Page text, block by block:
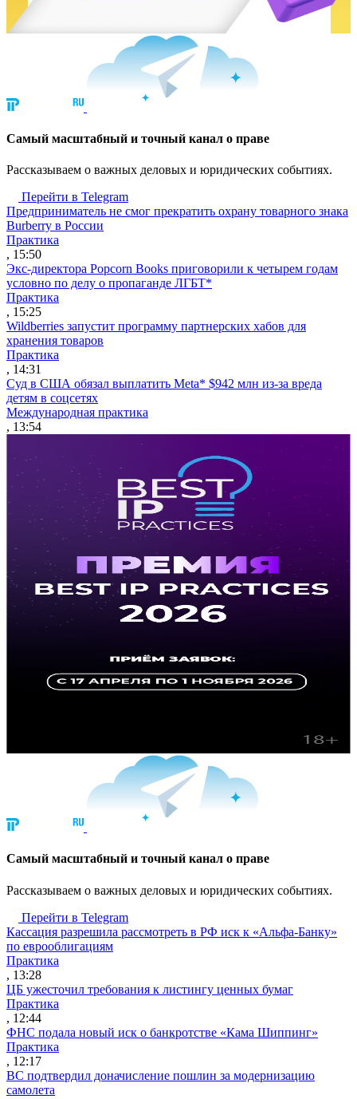
Cамый масштабный и точный канал о праве
Рассказываем о важных деловых и юридических событиях.
Перейти в Telegram
Предприниматель не смог прекратить охрану товарного знака
Burberry в России
Практика
, 15:50
Экс-директора Popcorn Books приговорили к четырем годам
условно по делу о пропаганде ЛГБТ*
Практика
, 15:25
Wildberries запустит программу партнерских хабов для
хранения товаров
Практика
, 14:31
Суд в США обязал выплатить Meta* $942 млн из-за вреда
детям в соцсетях
Международная практика
, 13:54
Cамый масштабный и точный канал о праве
Рассказываем о важных деловых и юридических событиях.
Перейти в Telegram
Кассация разрешила рассмотреть в РФ иск к «Альфа-Банку»
по еврооблигациям
Практика
, 13:28
ЦБ ужесточил требования к листингу ценных бумаг
Практика
, 12:44
ФНС подала новый иск о банкротстве «Кама Шиппинг»
Практика
, 12:17
ВС подтвердил доначисление пошлин за модернизацию
самолета